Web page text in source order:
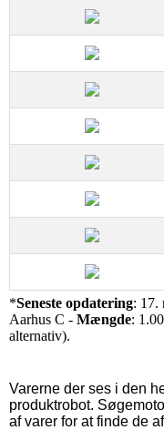
*Seneste opdatering: 17.
Aarhus C - Mængde:
alternativ).
Varerne der ses i den
produktrobot.
af varer for at finde de